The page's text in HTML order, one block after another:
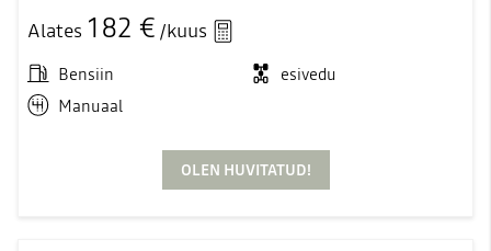
Alates 182 € /kuus
Bensiin
esivedu
Manuaal
OLEN HUVITATUD!